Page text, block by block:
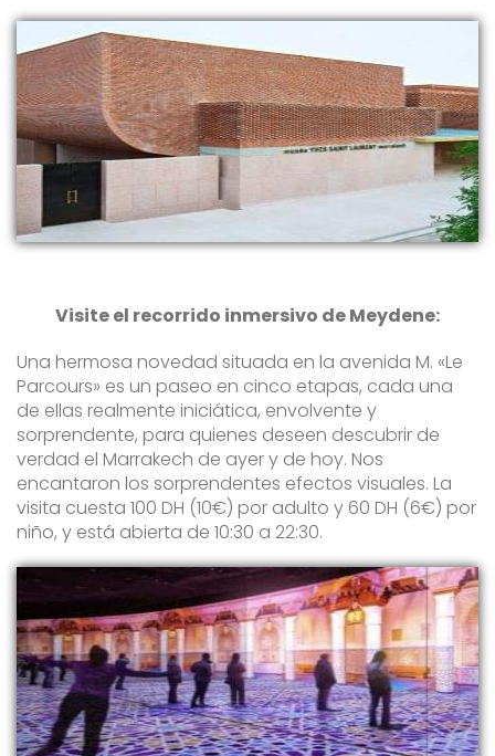
Visite el recorrido inmersivo de Meydene:
Una hermosa novedad situada en la avenida M. «Le
Parcours» es un paseo en cinco etapas, cada una
de ellas realmente iniciática, envolvente y
sorprendente, para quienes deseen descubrir de
verdad el Marrakech de ayer y de hoy. Nos
encantaron los sorprendentes efectos visuales. La
visita cuesta 100 DH (10€) por adulto y 60 DH (6€) por
niño, y está abierta de 10:30 a 22:30.